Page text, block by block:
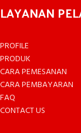
LAYANAN
PROFILE
PRODUK
CARA PEMESANAN
CARA PEMBAYARAN
FAQ
CONTACT US